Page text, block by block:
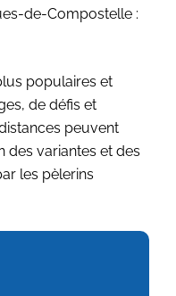
de-Compostelle :
populaires et
de défis et
peuvent
des variantes et des
les pèlerins